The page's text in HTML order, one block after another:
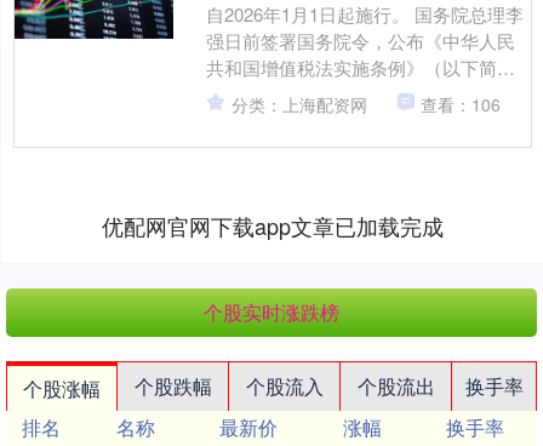
自2026年1月1日起施行。 国务院总理李
强日前签署国务院令，公布《中华人民
共和国增值税法实施条例》（以下简称
《条例》），自2026年1月1日起施行。
《条例》旨....
分类：上海配资网 查看：106
优配网官网下载app文章已加载完成
个股实时涨跌榜
个股涨幅 个股跌幅 个股流入 个股流出
换手率
排名
名称 最新价 涨幅
换手率